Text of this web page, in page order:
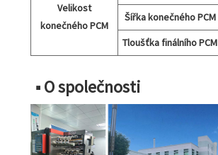
Velikost
konečného PCM
Šířka konečného PCM
Tloušťka finálního PCM
■ O společnosti